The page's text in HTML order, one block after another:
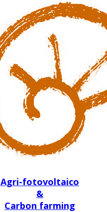
Agri-fotovoltaico
&
Carbon farming